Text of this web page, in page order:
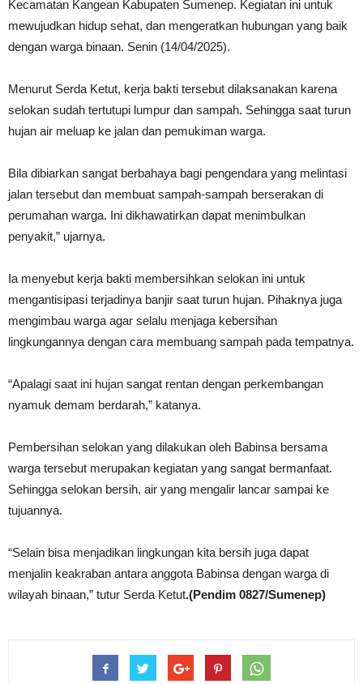
Kecamatan Kangean Kabupaten Sumenep. Kegiatan ini untuk
mewujudkan hidup sehat, dan mengeratkan hubungan yang baik
dengan warga binaan. Senin (14/04/2025).
Menurut Serda Ketut, kerja bakti tersebut dilaksanakan karena
selokan sudah tertutupi lumpur dan sampah. Sehingga saat turun
hujan air meluap ke jalan dan pemukiman warga.
Bila dibiarkan sangat berbahaya bagi pengendara yang melintasi
jalan tersebut dan membuat sampah-sampah berserakan di
perumahan warga. Ini dikhawatirkan dapat menimbulkan
penyakit,” ujarnya.
Ia menyebut kerja bakti membersihkan selokan ini untuk
mengantisipasi terjadinya banjir saat turun hujan. Pihaknya juga
mengimbau warga agar selalu menjaga kebersihan
lingkungannya dengan cara membuang sampah pada tempatnya.
“Apalagi saat ini hujan sangat rentan dengan perkembangan
nyamuk demam berdarah,” katanya.
Pembersihan selokan yang dilakukan oleh Babinsa bersama
warga tersebut merupakan kegiatan yang sangat bermanfaat.
Sehingga selokan bersih, air yang mengalir lancar sampai ke
tujuannya.
“Selain bisa menjadikan lingkungan kita bersih juga dapat
menjalin keakraban antara anggota Babinsa dengan warga di
wilayah binaan,” tutur Serda Ketut.(Pendim 0827/Sumenep)